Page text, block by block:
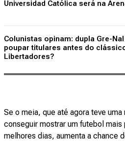
Universidad Católica será na
Colunistas opinam: dupla Gre-Nal
poupar titulares antes do
Libertadores?
Se o meia, que até agora teve
conseguir mostrar um futebol mais
melhores dias, aumenta a chance